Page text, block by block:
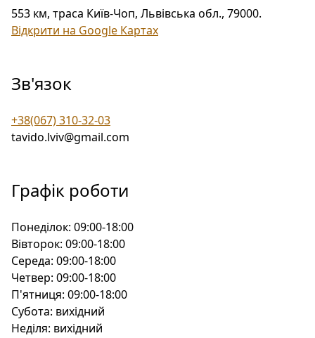
553 км, траса Київ-Чоп, Львівська обл., 79000.
Відкрити на Google Картах
Зв'язок
+38(067) 310-32-03
tavido.lviv@gmail.com
Графік роботи
Понеділок: 09:00-18:00
Вівторок: 09:00-18:00
Середа: 09:00-18:00
Четвер: 09:00-18:00
П'ятниця: 09:00-18:00
Субота: вихідний
Неділя: вихідний